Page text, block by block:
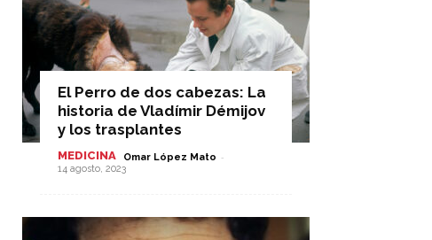
El Perro de dos cabezas: La
historia de Vladímir Démijov
y los trasplantes
MEDICINA Omar López Mato -
14 agosto, 2023